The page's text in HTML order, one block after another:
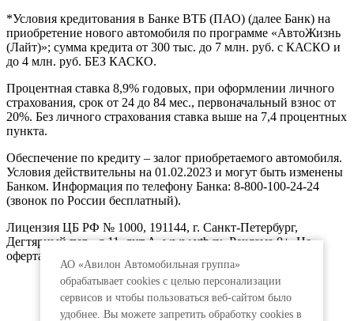
АО «Авилон Автомобильная группа»
обрабатывает cookies с целью персонализации
сервисов и чтобы пользоваться веб-сайтом было
удобнее. Вы можете запретить обработку сookies в
*Условия кредитования в Банке ВТБ (ПАО) (далее Банк) на
приобретение нового автомобиля по программе «АвтоЖизнь
(Лайт)»; сумма кредита от 300 тыс. до 7 млн. руб. с КАСКО и
до 4 млн. руб. БЕЗ КАСКО.
Процентная ставка 8,9% годовых, при оформлении личного
страхования, срок от 24 до 84 мес., первоначальный взнос от
20%. Без личного страхования ставка выше на 7,4 процентных
пункта.
Обеспечение по кредиту – залог приобретаемого автомобиля.
Условия действительны на 01.02.2023 и могут быть изменены
Банком. Информация по телефону Банка: 8-800-100-24-24
(звонок по России бесплатный).
Лицензия ЦБ РФ № 1000, 191144, г. Санкт-Петербург,
Дегтярный пер., д.11, лит.А. www.vtb.ru. Реклама 0+. Не
оферта.